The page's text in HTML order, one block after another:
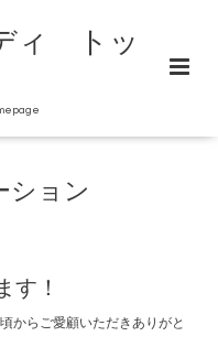
ィ トッ
ション
す！
からご愛顧いただきありがと